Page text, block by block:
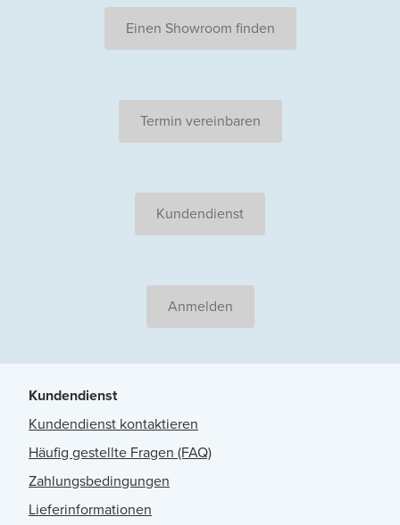
Einen Showroom finden
Termin vereinbaren
Kundendienst
Anmelden
Kundendienst
Kundendienst kontaktieren
Häufig gestellte Fragen (FAQ)
Zahlungsbedingungen
Lieferinformationen